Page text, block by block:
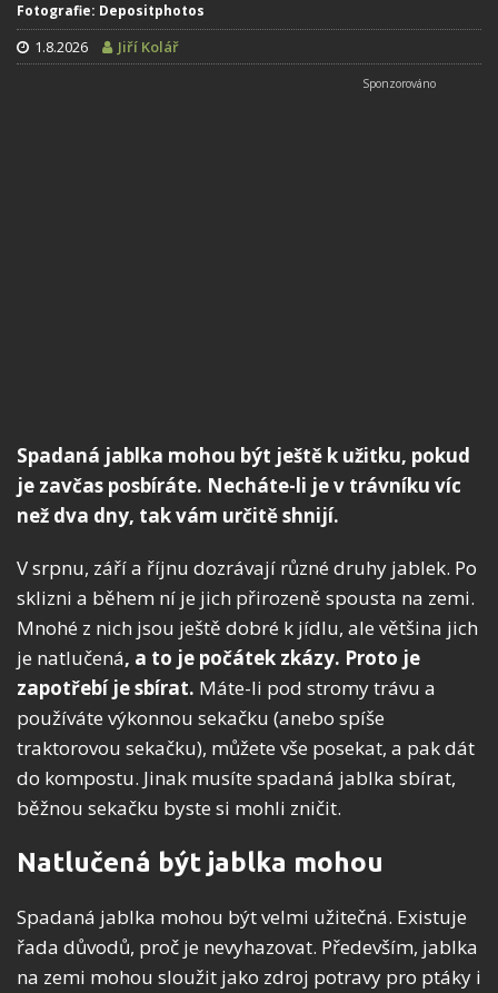
Fotografie: Depositphotos
1.8.2026 Jiří Kolář
Spadaná jablka mohou být ještě k užitku, pokud
je zavčas posbíráte. Necháte-li je v trávníku víc
než dva dny, tak vám určitě shnijí.
V srpnu, září a říjnu dozrávají různé druhy jablek. Po
sklizni a během ní je jich přirozeně spousta na zemi.
Mnohé z nich jsou ještě dobré k jídlu, ale většina jich
je natlučená, a to je počátek zkázy. Proto je
zapotřebí je sbírat. Máte-li pod stromy trávu a
používáte výkonnou sekačku (anebo spíše
traktorovou sekačku), můžete vše posekat, a pak dát
do kompostu. Jinak musíte spadaná jablka sbírat,
běžnou sekačku byste si mohli zničit.
Natlučená být jablka mohou
Spadaná jablka mohou být velmi užitečná. Existuje
řada důvodů, proč je nevyhazovat. Především, jablka
na zemi mohou sloužit jako zdroj potravy pro ptáky i